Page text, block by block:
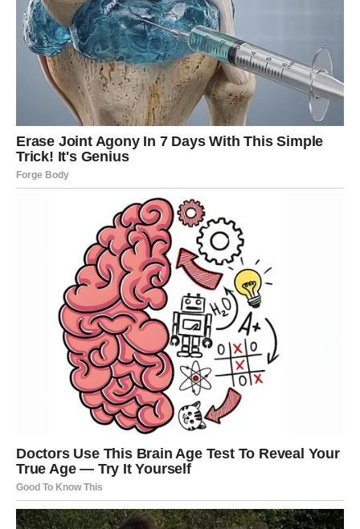
Osim što kvare estetski izgled garderobe,
iritaciju kože, posebno kod osoba sa osetljivim dermom.
Kako Alkoholni Ocat Pomaže?
Alkoholni ocat
, osim što je široko dostupan i jeftin,
poseduje i prirodna svojstva čišćenja
. Deluje kao blagi
rastvarač koji može:
Ukloniti ostatke deterdženta
Neutralisati neprijatne mirise
Omekšati tkaninu
Smanjiti statički elektricitet
Njegova kiselost pomaže da se rastvorealkalni ostaci
deterdženta, čime se vraća prirodna tekstura i svežina
Koraci za Uklanjanje Mrlja od
Deterdženta